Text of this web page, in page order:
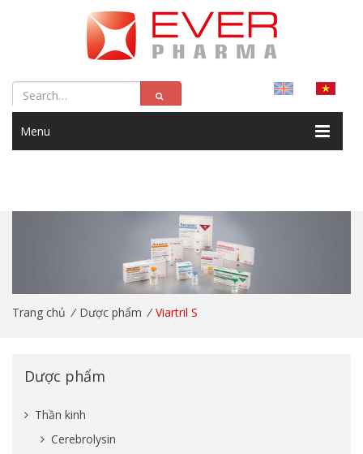
Menu
Trang chủ / Dược phẩm /Viartril S
Dược phẩm
Thần kinh
Cerebrolysin